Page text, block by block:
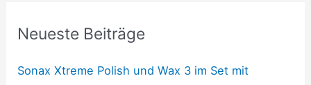
Neueste Beiträge
Sonax Xtreme Polish und Wax 3 im Set mit